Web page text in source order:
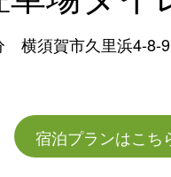
横須賀市久里浜4-
宿泊プランはこち